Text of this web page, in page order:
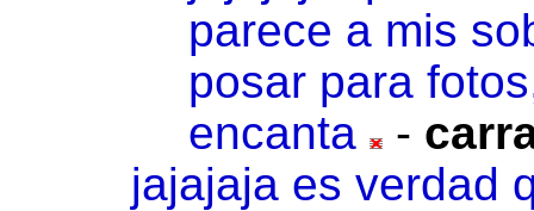
parece a mis
posar para
encanta
-
jajajaja es verdad